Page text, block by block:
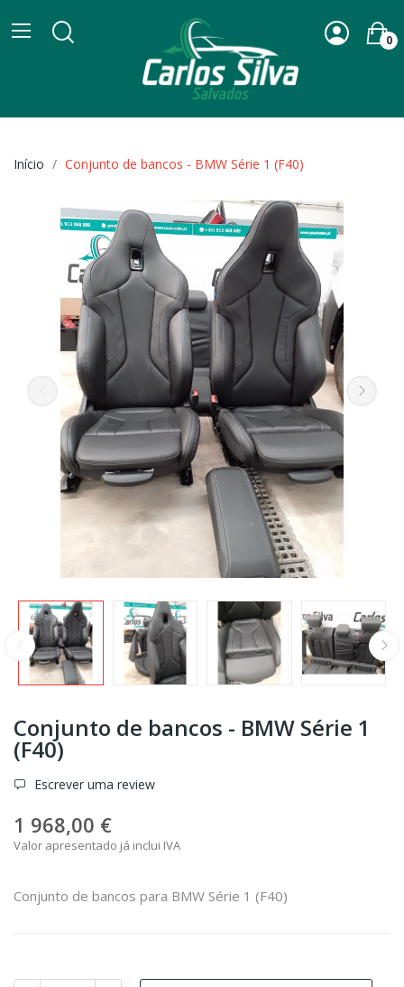
0
Início Conjunto de bancos - BMW Série 1 (F40)
Conjunto de bancos - BMW Série 1
(F40)
Escrever uma review
1 968,00 €
Valor apresentado já inclui IVA
Conjunto de bancos para BMW Série 1 (F40)